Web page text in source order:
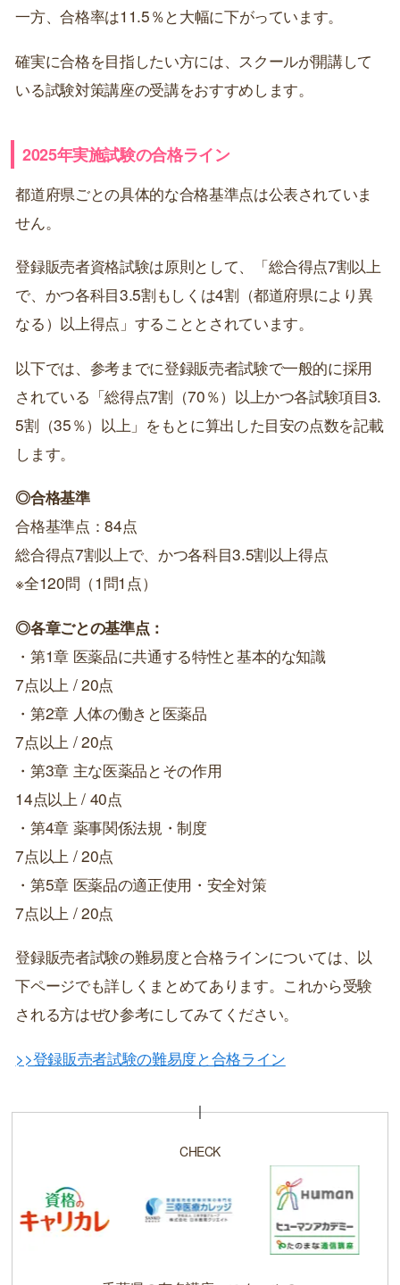
一方、合格率は11.5％と大幅に下がっています。
確実に合格を目指したい方には、スクールが開講して
いる試験対策講座の受講をおすすめします。
2025年実施試験の合格ライン
都道府県ごとの具体的な合格基準点は公表されていま
せん。
登録販売者資格試験は原則として、「総合得点7割以上
で、かつ各科目3.5割もしくは4割（都道府県により異
なる）以上得点」することとされています。
以下では、参考までに登録販売者試験で一般的に採用
されている「総得点7割（70％）以上かつ各試験項目3.
5割（35％）以上」をもとに算出した目安の点数を記載
します。
◎合格基準
合格基準点：84点
総合得点7割以上で、かつ各科目3.5割以上得点
※全120問（1問1点）
◎各章ごとの基準点：
・第1章 医薬品に共通する特性と基本的な知識
7点以上 / 20点
・第2章 人体の働きと医薬品
7点以上 / 20点
・第3章 主な医薬品とその作用
14点以上 / 40点
・第4章 薬事関係法規・制度
7点以上 / 20点
・第5章 医薬品の適正使用・安全対策
7点以上 / 20点
登録販売者試験の難易度と合格ラインについては、以
下ページでも詳しくまとめてあります。これから受験
される方はぜひ参考にしてみてください。
>>登録販売者試験の難易度と合格ライン
CHECK